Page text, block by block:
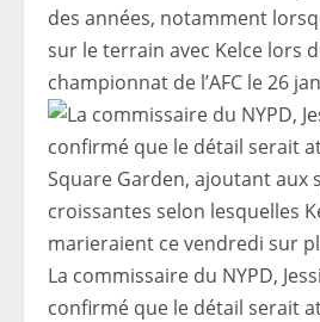
des années, notamment
sur le terrain avec Kelce lors
championnat de l’AFC le 26
La commissaire du NYPD,
confirmé que le détail serait